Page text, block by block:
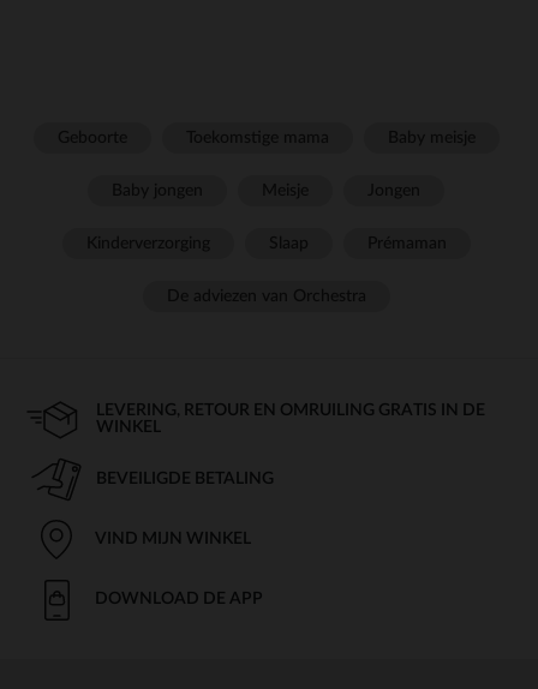
LEVERING, RETOUR EN OMRUILING GRATIS IN DE
WINKEL
BEVEILIGDE BETALING
VIND MIJN WINKEL
DOWNLOAD DE APP